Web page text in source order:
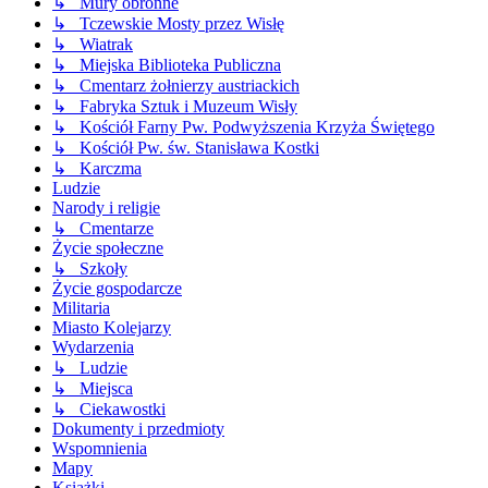
↳ Tczewskie Mosty przez Wisłę
↳ Wiatrak
↳ Miejska Biblioteka Publiczna
↳ Cmentarz żołnierzy austriackich
↳ Fabryka Sztuk i Muzeum Wisły
↳ Kościół Farny Pw. Podwyższenia Krzyża Świętego
↳ Kościół Pw. św. Stanisława Kostki
↳ Karczma
Ludzie
Narody i religie
↳ Cmentarze
Życie społeczne
↳ Szkoły
Życie gospodarcze
Militaria
Miasto Kolejarzy
Wydarzenia
↳ Ludzie
↳ Miejsca
↳ Ciekawostki
Dokumenty i przedmioty
Wspomnienia
Mapy